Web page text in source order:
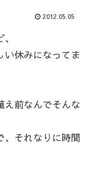
2012.05.05
い休みになってま
え前なんでそんな
、それなりに時間